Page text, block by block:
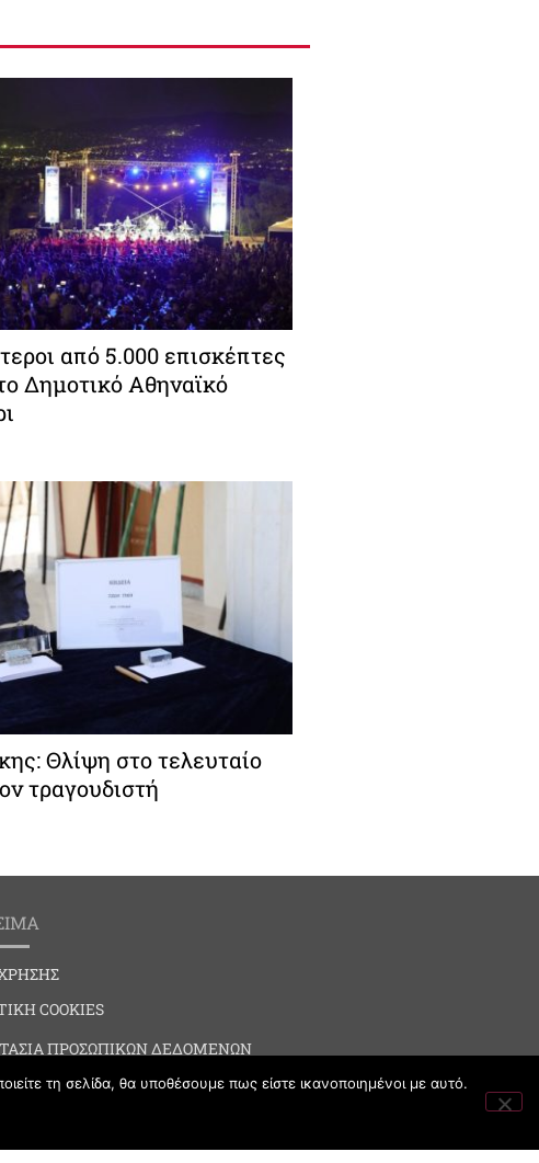
από 5.000 επισκέπτες
Δημοτικό Αθηναϊκό
Θλίψη στο τελευταίο
τραγουδιστή
COOKIES
ΠΡΟΣΩΠΙΚΩΝ ΔΕΔΟΜΕΝΩΝ
τη σελίδα, θα υποθέσουμε πως είστε ικανοποιημένοι με αυτό.